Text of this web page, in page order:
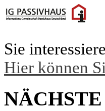
Sie
Hier können